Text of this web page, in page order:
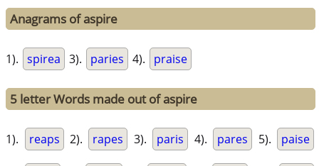
Anagrams of aspire
1). spirea 3). paries 4). praise
5 letter Words made out of aspire
1). reaps 2). rapes 3). paris 4). pares 5). paise